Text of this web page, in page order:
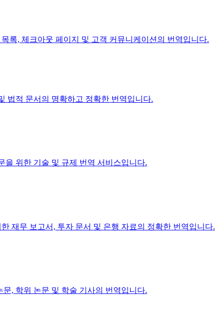
록, 체크아웃 페이지 및 고객 커뮤니케이션의 번역입니다.
법적 문서의 명확하고 정확한 번역입니다.
을 위한 기술 및 규제 번역 서비스입니다.
재무 보고서, 투자 문서 및 은행 자료의 정확한 번역입니다.
, 학위 논문 및 학술 기사의 번역입니다.